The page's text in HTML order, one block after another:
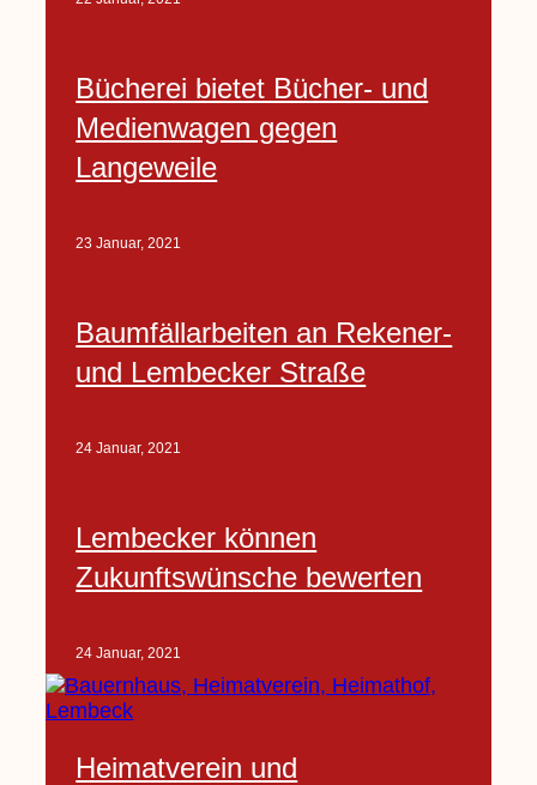
Bücherei bietet Bücher- und
Medienwagen gegen
Langeweile
23 Januar, 2021
Baumfällarbeiten an Rekener-
und Lembecker Straße
24 Januar, 2021
Lembecker können
Zukunftswünsche bewerten
24 Januar, 2021
Heimatverein und